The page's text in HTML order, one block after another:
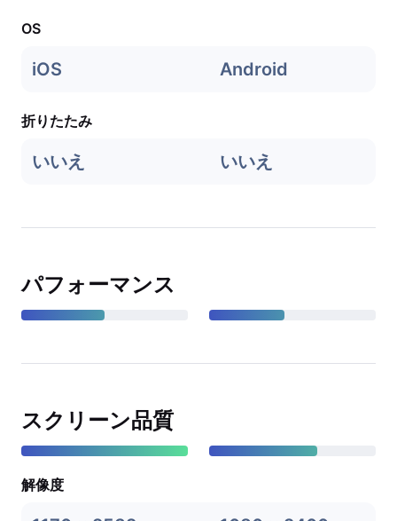
OS
iOS Android
折りたたみ
いいえ いいえ
パフォーマンス
スクリーン品質
解像度